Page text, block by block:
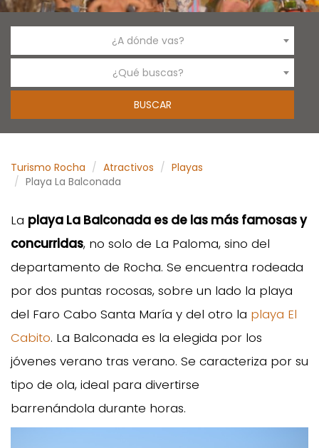
¿A dónde vas?
¿Qué buscas?
Turismo Rocha Atractivos
Playas
Playa La Balconada
La playa La Balconada es de las más famosas y
concurridas, no solo de La Paloma, sino del
departamento de Rocha. Se encuentra rodeada
por dos puntas rocosas, sobre un lado la playa
del Faro Cabo Santa María y del otro la playa El
Cabito. La Balconada es la elegida por los
jóvenes verano tras verano. Se caracteriza por su
tipo de ola, ideal para divertirse
barrenándola durante horas.